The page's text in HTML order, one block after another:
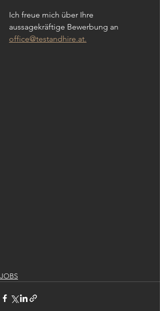
Ich freue mich über Ihre
aussagekräftige Bewerbung an
office@testandhire.at.
JOBS